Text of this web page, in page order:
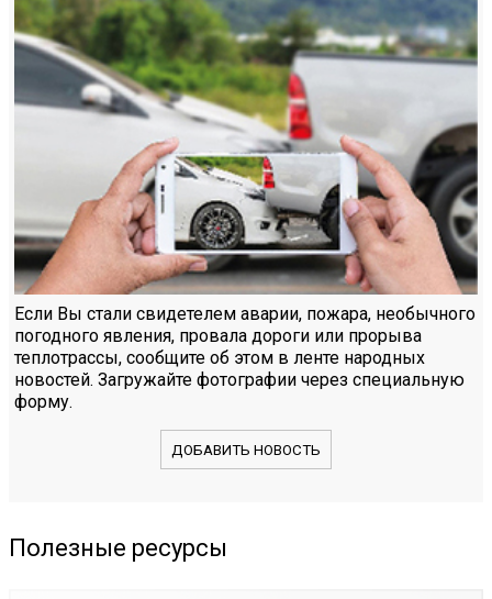
Если Вы стали свидетелем аварии, пожара, необычного
погодного явления, провала дороги или прорыва
теплотрассы, сообщите об этом в ленте народных
новостей. Загружайте фотографии через специальную
форму.
ДОБАВИТЬ НОВОСТЬ
Полезные ресурсы